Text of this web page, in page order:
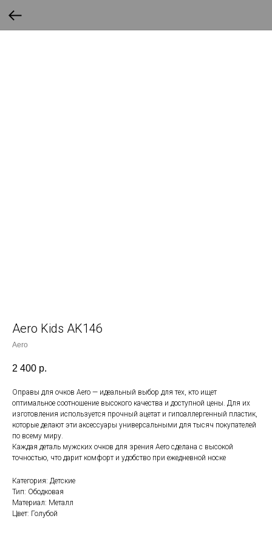
Aero Kids AK146
Aero
2 400 р.
Оправы для очков Aero — идеальный выбор для тех, кто ищет
оптимальное соотношение высокого качества и доступной цены. Для их
изготовления используется прочный ацетат и гипоаллергенный пластик,
которые делают эти аксессуары универсальными для тысяч покупателей
по всему миру.
Каждая деталь мужских очков для зрения Aero сделана с высокой
точностью, что дарит комфорт и удобство при ежедневной носке
Категория: Детские
Тип: Ободковая
Материал: Металл
Цвет: Голубой